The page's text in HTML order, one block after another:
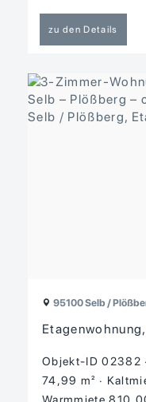
zu den Details
95100 Selb /
Objekt-ID 02382
74,99 m²